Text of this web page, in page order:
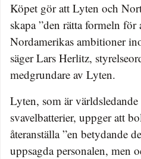
Köpet gör att Lyten och
skapa ”den rätta formeln
Nordamerikas ambitioner
säger Lars Herlitz,
medgrundare av Lyten.
Lyten, som är
svavelbatterier, uppger att
återanställa ”en betydande
uppsagda personalen, men